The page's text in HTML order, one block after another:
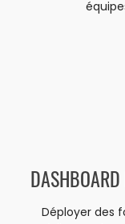
Déployer des